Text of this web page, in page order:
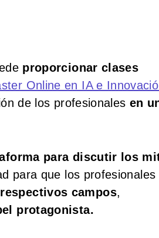
proporcionar clases
Online en IA e
de los profesionales en
para discutir los
para que los profesionales
campos,
protagonista.